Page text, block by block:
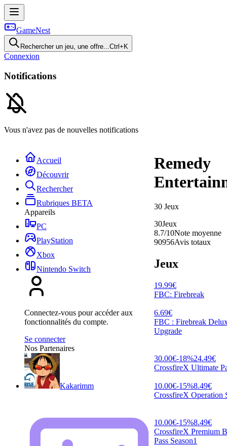
GameNest
Rechercher un jeu, une offre...Ctrl+K
Connexion
Notifications
Vous n'avez pas de nouvelles notifications
Accueil
Découvrir
Rechercher
Rubriques BETA
Appareils
PC
PlayStation
Xbox
Nintendo Switch
Connectez-vous pour accéder aux
fonctionnalités du compte.
Se connecter
Nos Partenaires
Kakarimm
Remedy
30 Jeux
30Jeux
8.7/10Note moyenne
90956Avis totaux
Jeux
19.99€
FBC: Firebreak
6.69€
FBC : Firebreak
Upgrade
30.00€-18%24.49€
CrossfireX Ultimate
10.00€-15%8.49€
CrossfireX Operation
10.00€-15%8.49€
CrossfireX Premium
Pass Season1